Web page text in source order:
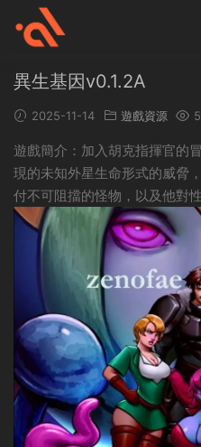
異生基因v0.1.2A
2025-11-14 遊戲資源
遊戲簡介：加入胡克指揮官的
現的未知外星生命形式的威脅
付不可阻擋的怪物，以及他對